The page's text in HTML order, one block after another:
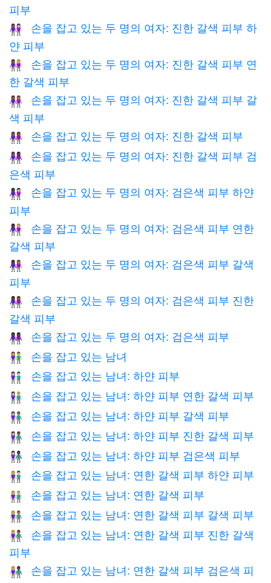
피부
👩🏾‍🤝‍👩🏻
손을 잡고 있는 두 명의 여자: 진한 갈색 피부 하
얀 피부
👩🏾‍🤝‍👩🏼
손을 잡고 있는 두 명의 여자: 진한 갈색 피부 연
한 갈색 피부
👩🏾‍🤝‍👩🏽
손을 잡고 있는 두 명의 여자: 진한 갈색 피부 갈
색 피부
👭🏾 손을 잡고 있는 두 명의 여자: 진한 갈색 피부
👩🏾‍🤝‍👩🏿
손을 잡고 있는 두 명의 여자: 진한 갈색 피부 검
은색 피부
👩🏿‍🤝‍👩🏻
손을 잡고 있는 두 명의 여자: 검은색 피부 하얀
피부
👩🏿‍🤝‍👩🏼
손을 잡고 있는 두 명의 여자: 검은색 피부 연한
갈색 피부
👩🏿‍🤝‍👩🏽
손을 잡고 있는 두 명의 여자: 검은색 피부 갈색
피부
👩🏿‍🤝‍👩🏾
손을 잡고 있는 두 명의 여자: 검은색 피부 진한
갈색 피부
👭🏿 손을 잡고 있는 두 명의 여자: 검은색 피부
👫 손을 잡고 있는 남녀
👫🏻 손을 잡고 있는 남녀: 하얀 피부
👩🏻‍🤝‍👨🏼 손을 잡고 있는 남녀: 하얀 피부 연한 갈색 피부
👩🏻‍🤝‍👨🏽 손을 잡고 있는 남녀: 하얀 피부 갈색 피부
👩🏻‍🤝‍👨🏾 손을 잡고 있는 남녀: 하얀 피부 진한 갈색 피부
👩🏻‍🤝‍👨🏿 손을 잡고 있는 남녀: 하얀 피부 검은색 피부
👩🏼‍🤝‍👨🏻 손을 잡고 있는 남녀: 연한 갈색 피부 하얀 피부
👫🏼 손을 잡고 있는 남녀: 연한 갈색 피부
👩🏼‍🤝‍👨🏽 손을 잡고 있는 남녀: 연한 갈색 피부 갈색 피부
👩🏼‍🤝‍👨🏾
손을 잡고 있는 남녀: 연한 갈색 피부 진한 갈색
피부
👩🏼‍🤝‍👨🏿
손을 잡고 있는 남녀: 연한 갈색 피부 검은색 피